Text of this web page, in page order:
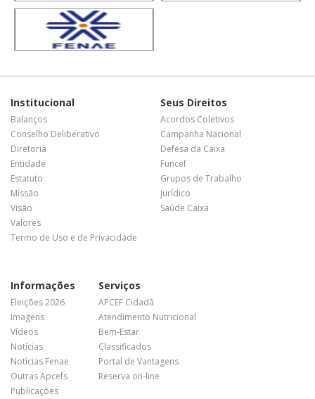
Institucional
Balanços
Conselho Deliberativo
Diretoria
Entidade
Estatuto
Missão
Visão
Valores
Termo de Uso e de Privacidade
Seus Direitos
Acordos Coletivos
Campanha Nacional
Defesa da Caixa
Funcef
Grupos de Trabalho
Jurídico
Saúde Caixa
Informações
Eleições 2026
Imagens
Vídeos
Notícias
Notícias Fenae
Outras Apcefs
Publicações
Serviços
APCEF Cidadã
Atendimento Nutricional
Bem-Estar
Classificados
Portal de Vantagens
Reserva on-line